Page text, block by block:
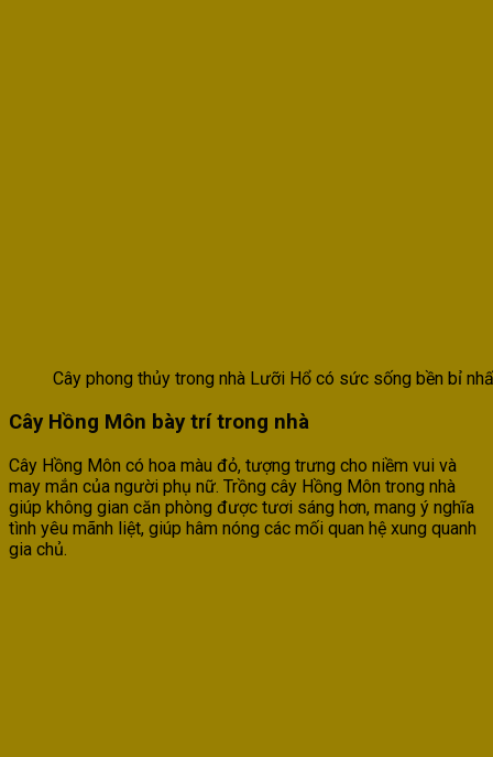
Cây phong thủy trong nhà Lưỡi Hổ có sức sống bền bỉ
Cây Hồng Môn bày trí trong nhà
Cây Hồng Môn có hoa màu đỏ, tượng trưng cho niềm vui và
may mắn của người phụ nữ. Trồng cây Hồng Môn trong nhà
giúp không gian căn phòng được tươi sáng hơn, mang ý nghĩa
tình yêu mãnh liệt, giúp hâm nóng các mối quan hệ xung quanh
gia chủ.